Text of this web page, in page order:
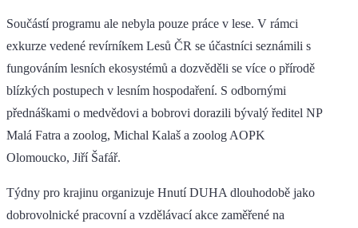
Součástí programu ale nebyla pouze práce v lese. V rámci
exkurze vedené revírníkem Lesů ČR se účastníci seznámili s
fungováním lesních ekosystémů a dozvěděli se více o přírodě
blízkých postupech v lesním hospodaření. S odbornými
přednáškami o medvědovi a bobrovi dorazili bývalý ředitel NP
Malá Fatra a zoolog, Michal Kalaš a zoolog AOPK
Olomoucko, Jiří Šafář.
Týdny pro krajinu organizuje Hnutí DUHA dlouhodobě jako
dobrovolnické pracovní a vzdělávací akce zaměřené na